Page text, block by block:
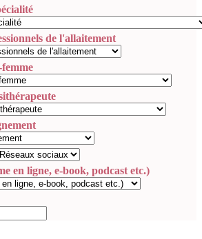
de l'allaitement
femme
en ligne, e-book, podcast etc.)